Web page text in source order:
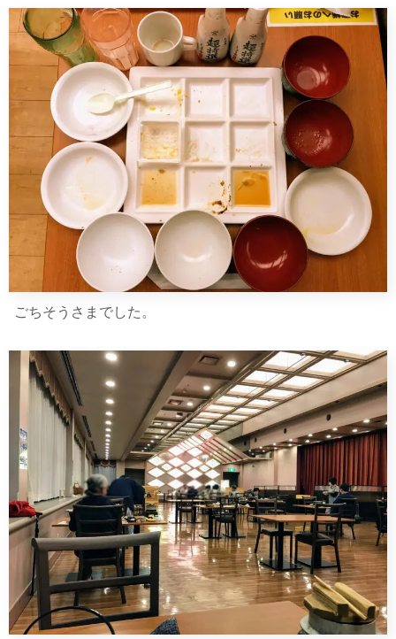
ごちそうさまでした。